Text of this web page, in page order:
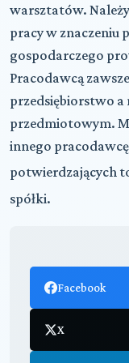
warsztatów.
pracy w znaczeniu
gospodarczego
Pracodawcą
przedsiębiorstwo a
przedmiotowym.
innego
potwierdzających
spółki.
Facebook
X